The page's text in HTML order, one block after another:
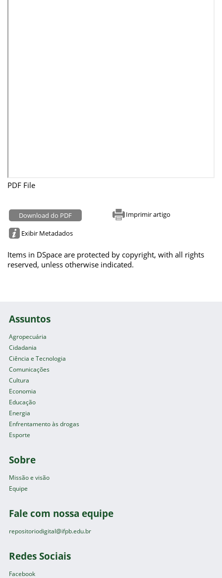
PDF File
Download do PDF Imprimir artigo
Exibir Metadados
Items in DSpace are protected by copyright, with all rights
reserved, unless otherwise indicated.
Assuntos
Agropecuária
Cidadania
Ciência e Tecnologia
Comunicações
Cultura
Economia
Educação
Energia
Enfrentamento às drogas
Esporte
Sobre
Missão e visão
Equipe
Fale com nossa equipe
repositoriodigital@ifpb.edu.br
Redes Sociais
Facebook